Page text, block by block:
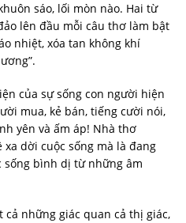
sáo, lối mòn nào. Hai từ
lên đầu mỗi câu thơ làm bật
nhiệt, xóa tan không khí
của sự sống con người hiện
mua, kẻ bán, tiếng cười nói,
yên và ấm áp! Nhà thơ
dời cuộc sống mà là đang
sống bình dị từ những âm
những giác quan cả thị giác,